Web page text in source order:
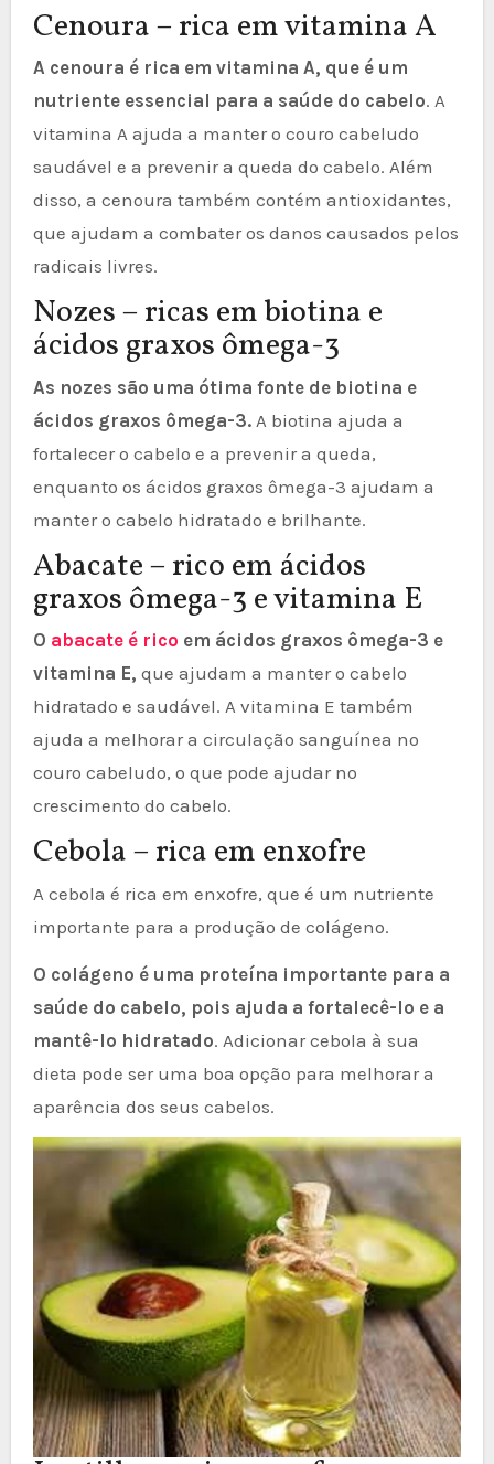
Cenoura – rica em vitamina A
A cenoura é rica em vitamina A, que é um
nutriente essencial para a saúde do cabelo. A
vitamina A ajuda a manter o couro cabeludo
saudável e a prevenir a queda do cabelo. Além
disso, a cenoura também contém antioxidantes,
que ajudam a combater os danos causados pelos
radicais livres.
Nozes – ricas em biotina e
ácidos graxos ômega-3
As nozes são uma ótima fonte de biotina e
ácidos graxos ômega-3.A biotina ajuda a
fortalecer o cabelo e a prevenir a queda,
enquanto os ácidos graxos ômega-3 ajudam a
manter o cabelo hidratado e brilhante.
Abacate – rico em ácidos
graxos ômega-3 e vitamina E
O abacate é rico em ácidos graxos ômega-3 e
vitamina E, que ajudam a manter o cabelo
hidratado e saudável. A vitamina E também
ajuda a melhorar a circulação sanguínea no
couro cabeludo, o que pode ajudar no
crescimento do cabelo.
Cebola – rica em enxofre
A cebola é rica em enxofre, que é um nutriente
importante para a produção de colágeno.
O colágeno é uma proteína importante para a
saúde do cabelo, pois ajuda a fortalecê-lo e a
mantê-lo hidratado. Adicionar cebola à sua
dieta pode ser uma boa opção para melhorar a
aparência dos seus cabelos.